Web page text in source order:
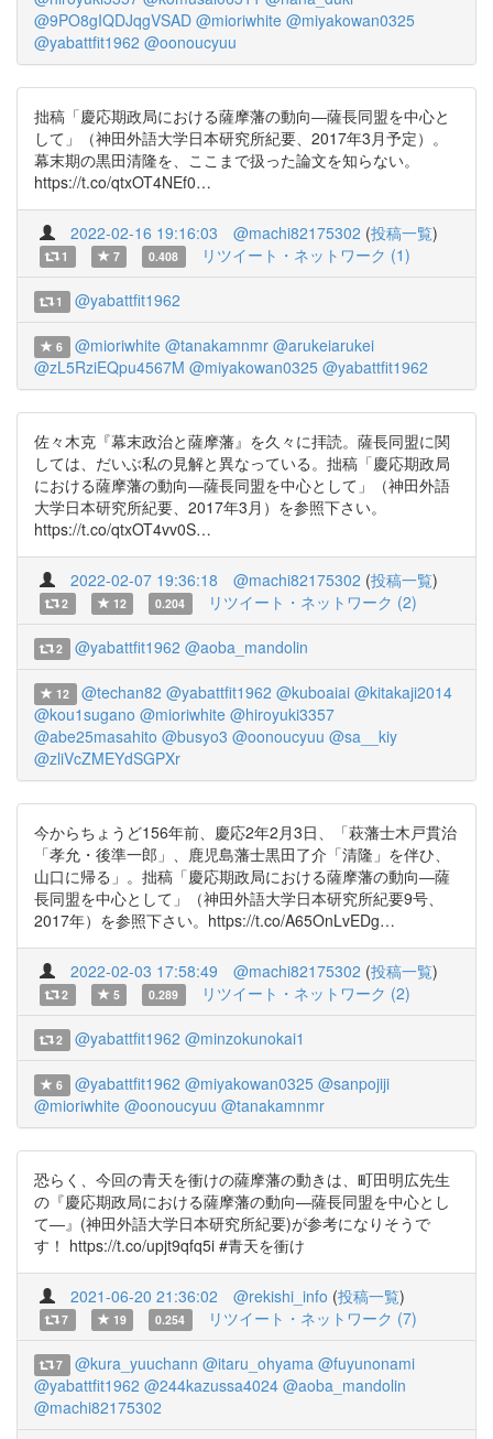
@9PO8gIQDJqgVSAD @mioriwhite @miyakowan0325
@yabattfit1962 @oonoucyuu
拙稿「慶応期政局における薩摩藩の動向―薩長同盟を中心と
して」（神田外語大学日本研究所紀要、2017年3月予定）。
幕末期の黒田清隆を、ここまで扱った論文を知らない。
https://t.co/qtxOT4NEf0…
2022-02-16 19:16:03 @machi82175302 (投稿一覧)
1 7 0.408 リツイート・ネットワーク (1)
1 @yabattfit1962
6 @mioriwhite @tanakamnmr @arukeiarukei
@zL5RziEQpu4567M @miyakowan0325 @yabattfit1962
佐々木克『幕末政治と薩摩藩』を久々に拝読。薩長同盟に関
しては、だいぶ私の見解と異なっている。拙稿「慶応期政局
における薩摩藩の動向―薩長同盟を中心として」（神田外語
大学日本研究所紀要、2017年3月）を参照下さい。
https://t.co/qtxOT4vv0S…
2022-02-07 19:36:18 @machi82175302 (投稿一覧)
2 12 0.204 リツイート・ネットワーク (2)
2 @yabattfit1962 @aoba_mandolin
12 @techan82 @yabattfit1962 @kuboaiai @kitakaji2014
@kou1sugano @mioriwhite @hiroyuki3357
@abe25masahito @busyo3 @oonoucyuu @sa__kiy
@zliVcZMEYdSGPXr
今からちょうど156年前、慶応2年2月3日、「萩藩士木戸貫治
「孝允・後準一郎」、鹿児島藩士黒田了介「清隆」を伴ひ、
山口に帰る」。拙稿「慶応期政局における薩摩藩の動向―薩
長同盟を中心として」（神田外語大学日本研究所紀要9号、
2017年）を参照下さい。https://t.co/A65OnLvEDg…
2022-02-03 17:58:49 @machi82175302 (投稿一覧)
2 5 0.289 リツイート・ネットワーク (2)
2 @yabattfit1962 @minzokunokai1
6 @yabattfit1962 @miyakowan0325 @sanpojiji
@mioriwhite @oonoucyuu @tanakamnmr
恐らく、今回の青天を衝けの薩摩藩の動きは、町田明広先生
の『慶応期政局における薩摩藩の動向―薩長同盟を中心とし
て―』(神田外語大学日本研究所紀要)が参考になりそうで
す！ https://t.co/upjt9qfq5i #青天を衝け
2021-06-20 21:36:02 @rekishi_info (投稿一覧)
7 19 0.254 リツイート・ネットワーク (7)
7 @kura_yuuchann @itaru_ohyama @fuyunonami
@yabattfit1962 @244kazussa4024 @aoba_mandolin
@machi82175302